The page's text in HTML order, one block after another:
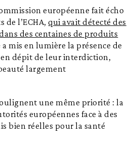
européenne fait écho
de l’ECHA,qui avait détecté des
des centaines de produits
a mis en lumière la présence de
dépit de leur interdiction,
largement
une même priorité : la
européennes face à des
bien réelles pour la santé